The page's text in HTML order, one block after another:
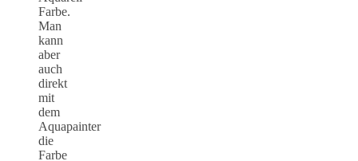
Farbe.
Man
kann
aber
auch
direkt
mit
dem
Aquapainter
die
Farbe